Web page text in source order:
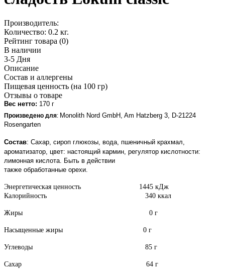
Производитель:
Количество: 0.2 кг.
Рейтинг товара (0)
В наличии
3-5 Дня
Описание
Состав и аллергены
Пищевая ценность (на 100 гр)
Отзывы о товаре
Вес нетто: 170 г
Произведено для: Monolith Nord GmbH, Am Hatzberg 3, D-21224
Rosengarten
Состав: Сахар, сироп глюкозы, вода, пшеничный крахмал,
ароматизатор, цвет: настоящий кармин, регулятор кислотности:
лимонная кислота. Быть в действии
также обработанные орехи.
Энергетическая ценность 1445 кДж
Калорийность 340 ккал
Жиры 0 г
Насыщенные жиры 0 г
Углеводы 85 г
Сахар 64 г